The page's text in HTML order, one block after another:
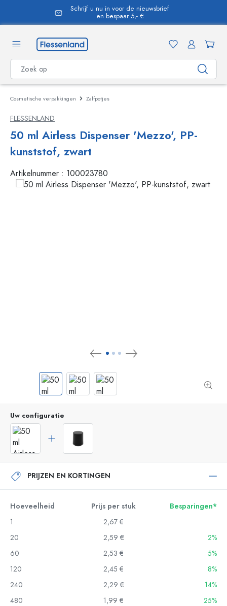
Schrijf u nu in voor de nieuwsbrief
en bespaar 5,- €
Cosmetische verpakkingen Zalfpotjes
FLESSENLAND
50 ml Airless Dispenser 'Mezzo', PP-
kunststof, zwart
Artikelnummer : 100023780
Uw configuratie
PRIJZEN EN KORTINGEN
Hoeveelheid Prijs per stuk
Besparingen*
1
2,67 €
20
2,59 €
2%
60
2,53 €
5%
120
2,45 €
8%
240
2,29 €
14%
480
1,99 €
25%